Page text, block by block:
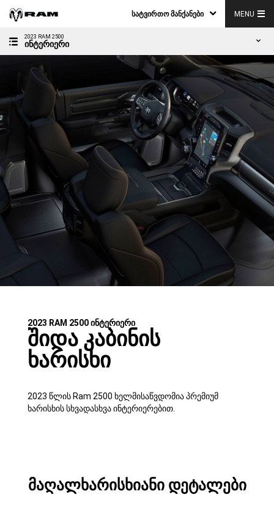
ᲡᲐᲢᲕᲘᲠᲗᲝ ᲛᲐᲜᲥᲐᲜᲔᲑᲘ MENU
2023 RAM 2500
ᲘᲜᲢᲔᲠᲘᲔᲠᲘ
2023 RAM 2500 ინტერიერი
შიდა კაბინის
ხარისხი
2023 წლის Ram 2500 ხელმისაწვდომია პრემიუმ
ხარისხის სხვადასხვა ინტერიერებით.
მაღალხარისხიანი დეტალები